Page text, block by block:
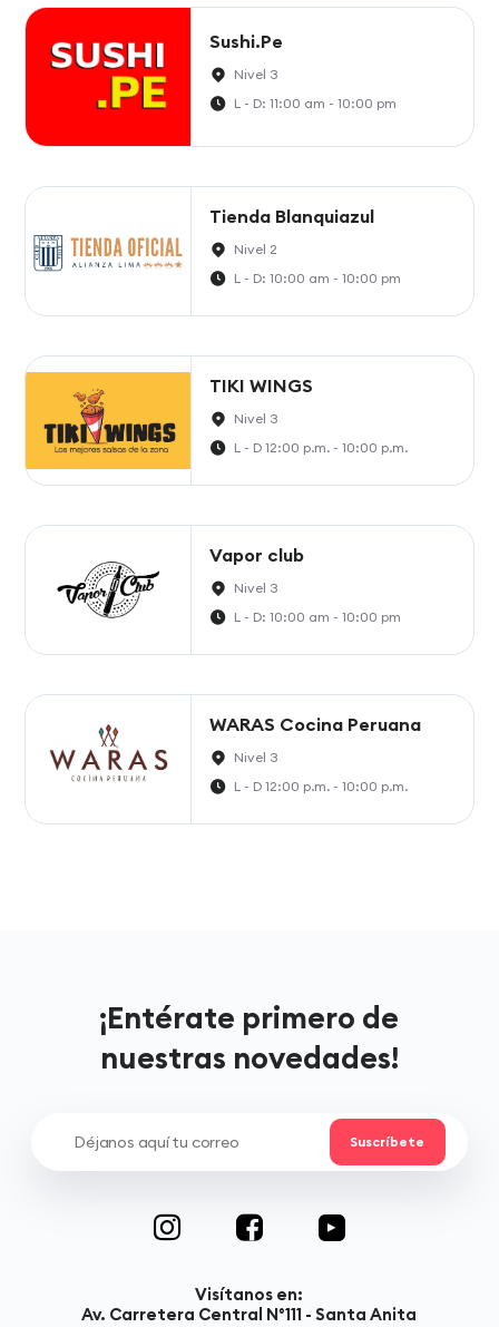
Sushi.Pe
Nivel 3
L - D: 11:00 am - 10:00 pm
Tienda Blanquiazul
Nivel 2
L - D: 10:00 am - 10:00 pm
TIKI WINGS
Nivel 3
L - D 12:00 p.m. - 10:00 p.m.
Vapor club
Nivel 3
L - D: 10:00 am - 10:00 pm
WARAS Cocina Peruana
Nivel 3
L - D 12:00 p.m. - 10:00 p.m.
¡Entérate primero de
nuestras novedades!
Visítanos en:
Av. Carretera Central N°111 - Santa Anita